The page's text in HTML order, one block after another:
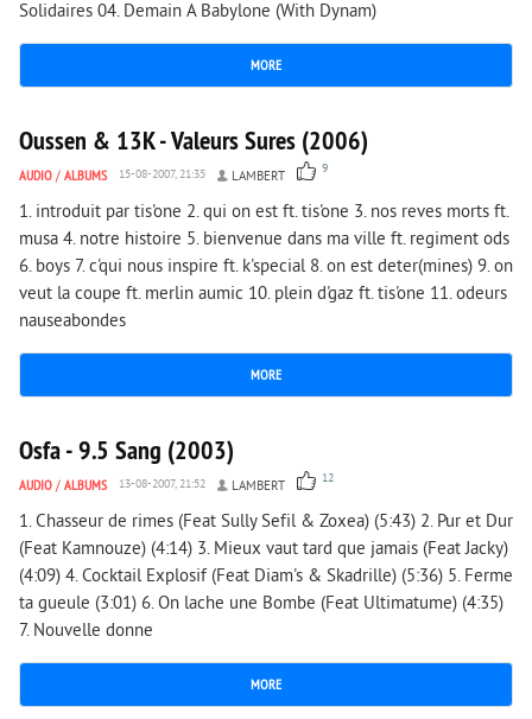
Solidaires 04. Demain A Babylone (With Dynam)
MORE
4 034 0
Oussen & 13K - Valeurs Sures (2006)
AUDIO / ALBUMS 15-08-2007, 21:35 LAMBERT 9
1. introduit par tis'one 2. qui on est ft. tis'one 3. nos reves morts ft.
musa 4. notre histoire 5. bienvenue dans ma ville ft. regiment ods
6. boys 7. c'qui nous inspire ft. k'special 8. on est deter(mines) 9. on
veut la coupe ft. merlin aumic 10. plein d'gaz ft. tis'one 11. odeurs
nauseabondes
MORE
4 429 0
Osfa - 9.5 Sang (2003)
AUDIO / ALBUMS 13-08-2007, 21:52 LAMBERT 12
1. Chasseur de rimes (Feat Sully Sefil & Zoxea) (5:43) 2. Pur et Dur
(Feat Kamnouze) (4:14) 3. Mieux vaut tard que jamais (Feat Jacky)
(4:09) 4. Cocktail Explosif (Feat Diam's & Skadrille) (5:36) 5. Ferme
ta gueule (3:01) 6. On lache une Bombe (Feat Ultimatume) (4:35)
7. Nouvelle donne
MORE
4 224 0